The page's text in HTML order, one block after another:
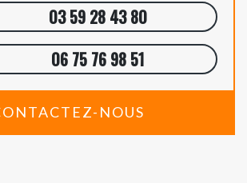
03 59 28 43 80
06 75 76 98 51
NOUS